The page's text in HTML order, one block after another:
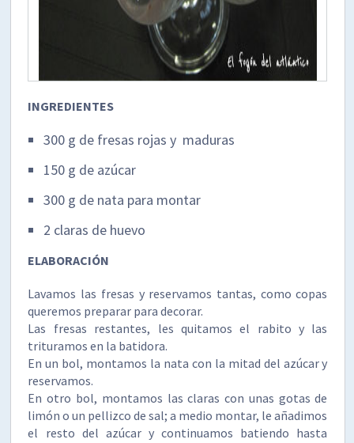
INGREDIENTES
300 g de fresas rojas y maduras
150 g de azúcar
300 g de nata para montar
2 claras de huevo
ELABORACIÓN
Lavamos las fresas y reservamos tantas, como copas
queremos preparar para decorar.
Las fresas restantes, les quitamos el rabito y las
trituramos en la batidora.
En un bol, montamos la nata con la mitad del azúcar y
reservamos.
En otro bol, montamos las claras con unas gotas de
limón o un pellizco de sal; a medio montar, le añadimos
el resto del azúcar y continuamos batiendo hasta